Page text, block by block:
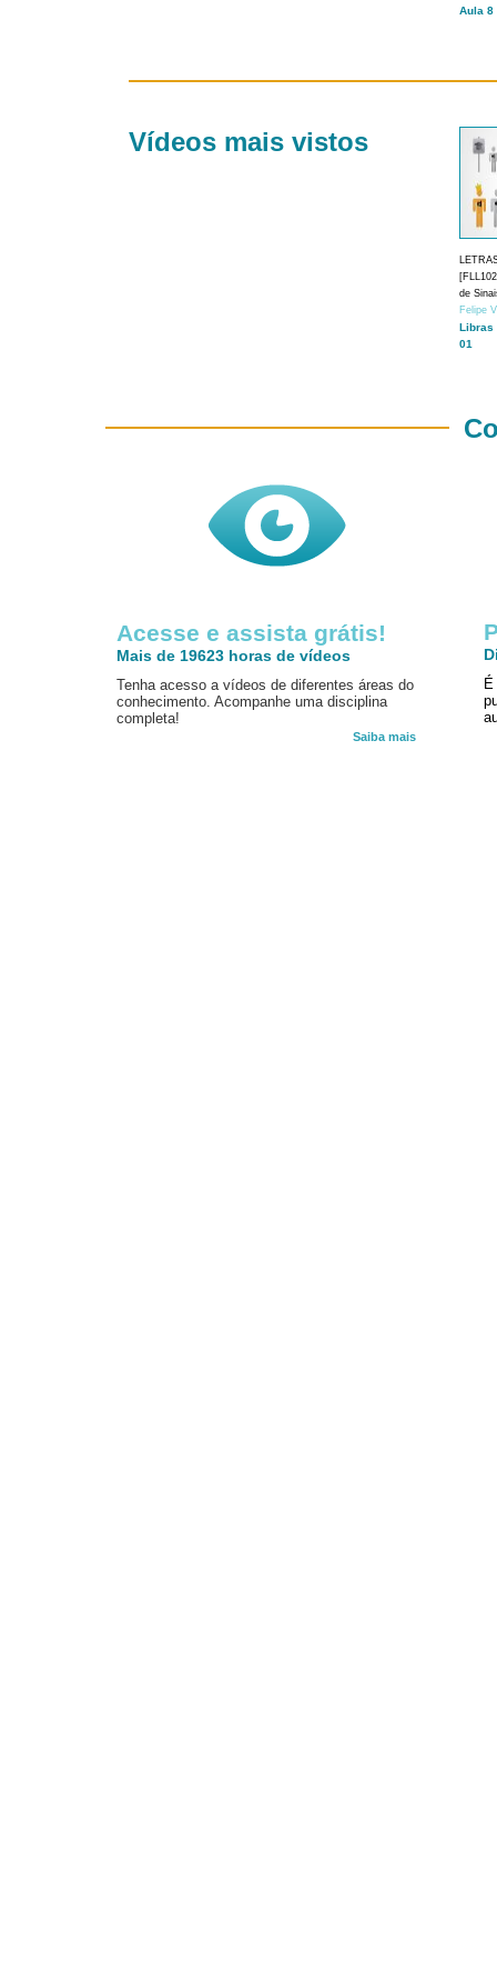
Aula 8
Vídeos mais vistos
de
Felipe
Libras
01
Acesse e assista grátis!
Mais de 19623 horas de vídeos
Tenha acesso a vídeos de diferentes áreas do
conhecimento. Acompanhe uma disciplina
completa!
Saiba mais